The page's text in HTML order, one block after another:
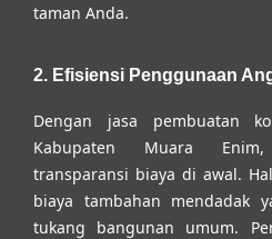
taman Anda.
2. Efisiensi Penggunaan
Dengan jasa pembuatan
Kabupaten Muara Enim,
transparansi biaya di awal.
biaya tambahan mendadak
tukang bangunan umum.